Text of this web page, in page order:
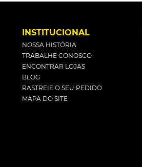
INSTITUCIONAL
NOSSA HISTÓRIA
TRABALHE CONOSCO
ENCONTRAR LOJAS
BLOG
RASTREIE O SEU PEDIDO
MAPA DO SITE